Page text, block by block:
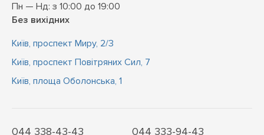
Пн — Нд: з 10:00 до 19:00
Без вихідних
Київ, проспект Миру, 2/3
Київ, проспект Повітряних Сил, 7
Київ, площа Оболонська, 1
044 338-43-43
044 333-94-43